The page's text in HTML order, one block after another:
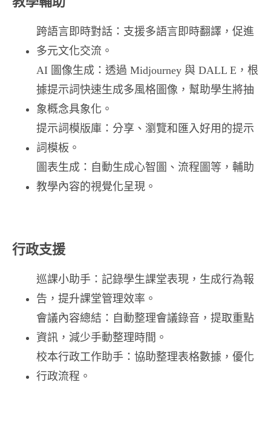
跨語言即時對話：​支援多語言即時翻譯，促進
多元文化交流。 ​
AI 圖像生成：​透過 Midjourney 與 DALL E，根
據提示詞快速生成多風格圖像，幫助學生將抽
象概念具象化。 ​
提示詞模版庫：​分享、瀏覽和匯入好用的提示
詞模板。 ​
圖表生成：​自動生成心智圖、流程圖等，輔助
教學內容的視覺化呈現。 ​
行政支援
巡課小助手：​記錄學生課堂表現，生成行為報
告，提升課堂管理效率。 ​
會議內容總結：​自動整理會議錄音，提取重點
資訊，減少手動整理時間。 ​
校本行政工作助手：​協助整理表格數據，優化
行政流程。 ​